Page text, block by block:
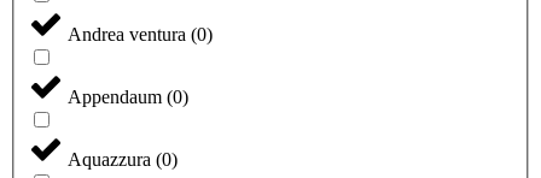
Andrea ventura (0)
Appendaum (0)
Aquazzura (0)